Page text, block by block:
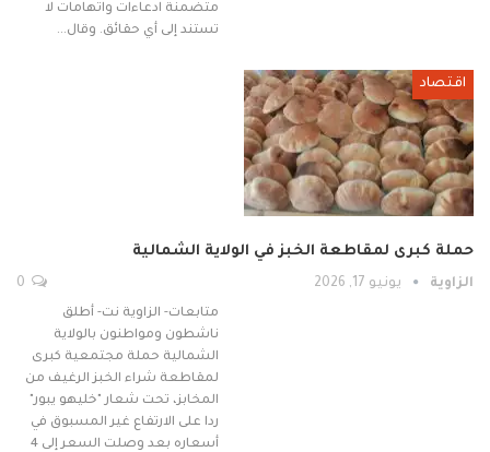
متضمنة ادعاءات واتهامات لا
تستند إلى أي حقائق. وقال…
اقتصاد
حملة كبرى لمقاطعة الخبز في الولاية الشمالية
الزاوية يونيو 17, 2026
متابعات- الزاوية نت- أطلق
ناشطون ومواطنون بالولاية
الشمالية حملة مجتمعية كبرى
لمقاطعة شراء الخبز الرغيف من
المخابز، تحت شعار "خليهو يبور"
ردا على الارتفاع غير المسبوق في
أسعاره بعد وصلت السعر إلى 4